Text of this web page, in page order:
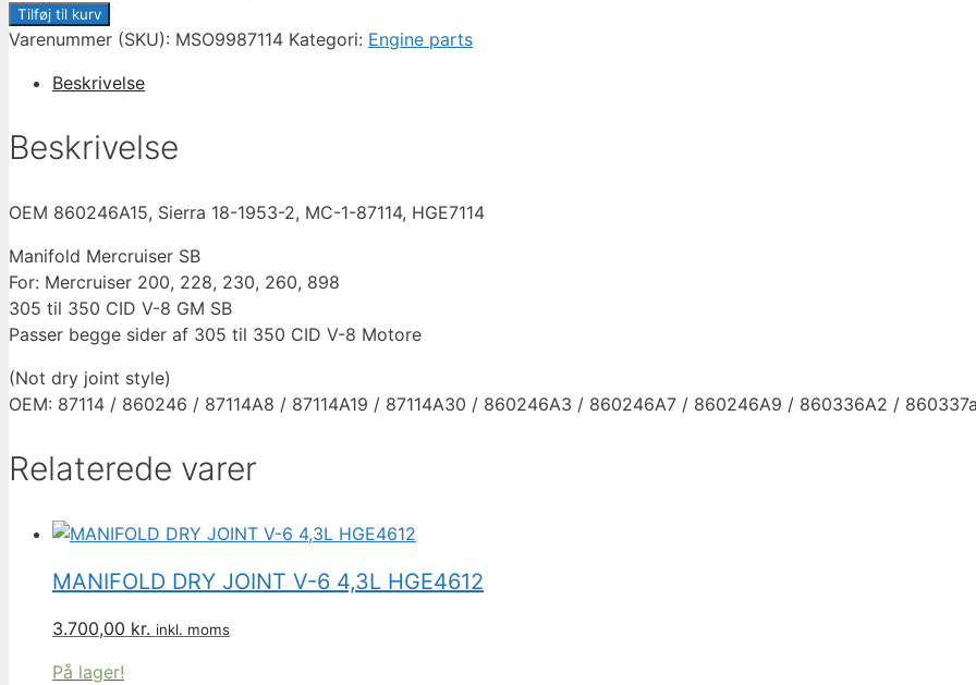
ASSEMBLY
Exhaust
Mercruiser,
HGE
Tilføj til kurv
Varenummer (SKU): MSO9987114 Kategori: Engine parts
Beskrivelse
Beskrivelse
OEM 860246A15, Sierra 18-1953-2, MC-1-87114, HGE7114
Manifold Mercruiser SB
For: Mercruiser 200, 228, 230, 260, 898
305 til 350 CID V-8 GM SB
Passer begge sider af 305 til 350 CID V-8 Motore
(Not dry joint style)
OEM: 87114 / 860246 / 87114A8 / 87114A19 / 87114A30 / 860246A3 / 860246A7 / 860246A9 / 860336A2 /
Relaterede varer
MANIFOLD DRY JOINT V-6 4,3L HGE4612
3.700,00 kr. inkl. moms
På lager!